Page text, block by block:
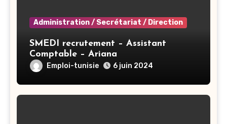
Administration / Secrétariat / Direction
SMEDI recrutement – Assistant
Comptable – Ariana
Emploi-tunisie 6 juin 2024